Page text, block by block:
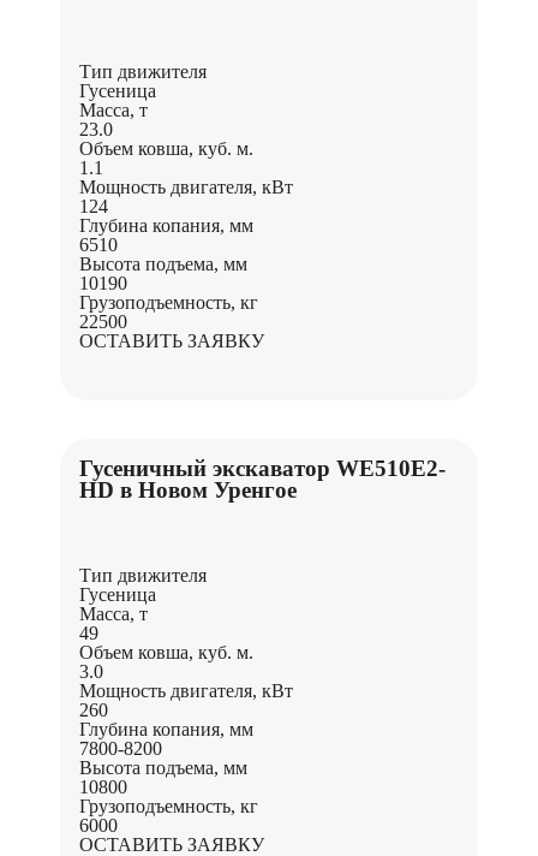
Тип движителя
Гусеница
Масса, т
23.0
Объем ковша, куб. м.
1.1
Мощность двигателя, кВт
124
Глубина копания, мм
6510
Высота подъема, мм
10190
Грузоподъемность, кг
22500
ОСТАВИТЬ ЗАЯВКУ
Гусеничный экскаватор WE510E2-
HD в Новом Уренгое
Тип движителя
Гусеница
Масса, т
49
Объем ковша, куб. м.
3.0
Мощность двигателя, кВт
260
Глубина копания, мм
7800-8200
Высота подъема, мм
10800
Грузоподъемность, кг
6000
ОСТАВИТЬ ЗАЯВКУ